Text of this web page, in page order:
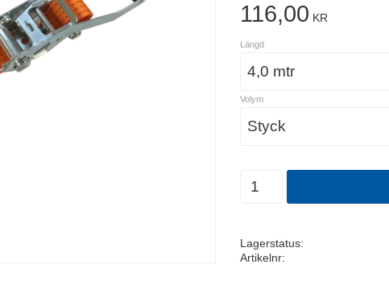
116,00 KR
Längd
Volym
Lagerstatus
Artikelnr